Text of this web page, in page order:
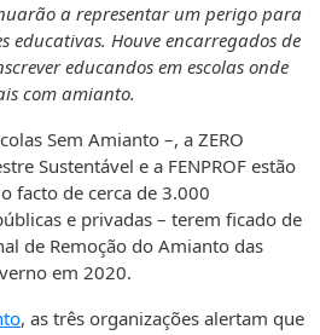
a representar um perigo para
educativas. Houve encarregados de
educandos em escolas onde
com amianto.
Sem Amianto –, a ZERO
Sustentável e a FENPROF estão
facto de cerca de 3.000
e privadas – terem ficado de
de Remoção do Amianto das
em 2020.
, as três organizações alertam que